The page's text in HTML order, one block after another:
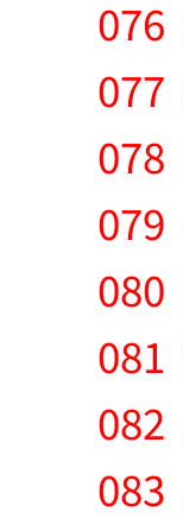
076
077
078
079
080
081
082
083